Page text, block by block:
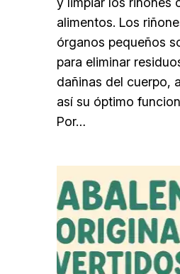
alimentos. Los
órganos pequeños
para eliminar
dañinas del cuerpo,
así su óptimo
Por…